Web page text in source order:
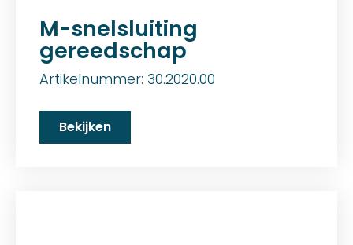
M-snelsluiting
gereedschap
Artikelnummer: 30.2020.00
Bekijken